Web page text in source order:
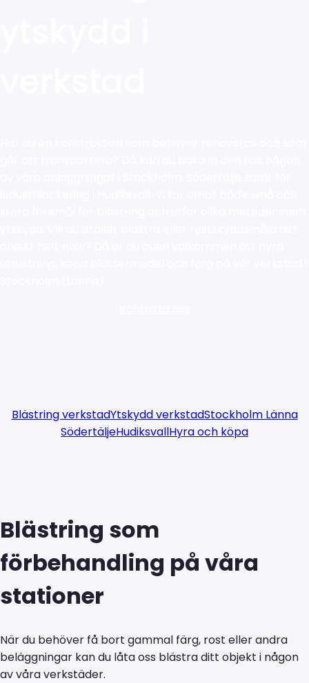
Blästring verkstadYtskydd verkstadStockholm Länna
SödertäljeHudiksvallHyra och köpa
Blästring som
förbehandling på våra
stationer
När du behöver få bort gammal färg, rost eller andra
beläggningar kan du låta oss blästra ditt objekt i någon
av våra verkstäder.